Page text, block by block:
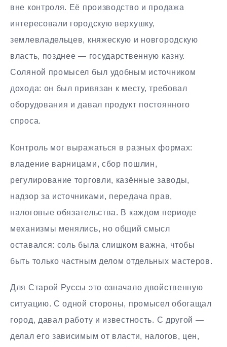
вне контроля. Её производство и продажа
интересовали городскую верхушку,
землевладельцев, княжескую и новгородскую
власть, позднее — государственную казну.
Соляной промысел был удобным источником
дохода: он был привязан к месту, требовал
оборудования и давал продукт постоянного
спроса.
Контроль мог выражаться в разных формах:
владение варницами, сбор пошлин,
регулирование торговли, казённые заводы,
надзор за источниками, передача прав,
налоговые обязательства. В каждом периоде
механизмы менялись, но общий смысл
оставался: соль была слишком важна, чтобы
быть только частным делом отдельных мастеров.
Для Старой Руссы это означало двойственную
ситуацию. С одной стороны, промысел обогащал
город, давал работу и известность. С другой —
делал его зависимым от власти, налогов, цен,